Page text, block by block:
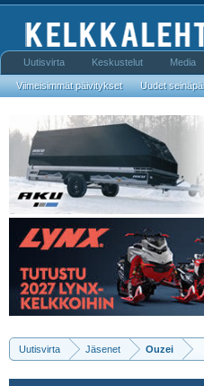
Uutisvirta Jäsenet Ouzei
Uutisvirta Keskustelut Media
Viimeisimmät päivitykset Uudet